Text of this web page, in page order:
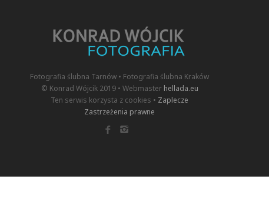
Fotografia ślubna Tarnów • Fotografia ślubna Kraków
© Konrad Wójcik 2019 • Webmaster hellada.eu
Ten serwis korzysta z cookies • Zaplecze
Zastrzeżenia prawne